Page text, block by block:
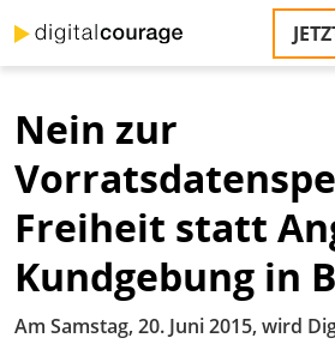
zum
Inhalt
Nein zur
Freiheit statt
Kundgebung in
Am Samstag, 20. Juni 2015, wird